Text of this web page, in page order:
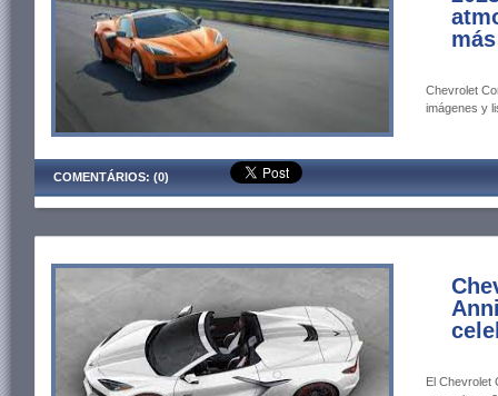
Chevrolet
imágenes y
COMENTÁRIOS: (0)
El Chevrolet